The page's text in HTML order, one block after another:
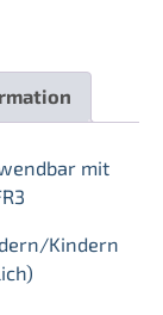
mit
Kindern